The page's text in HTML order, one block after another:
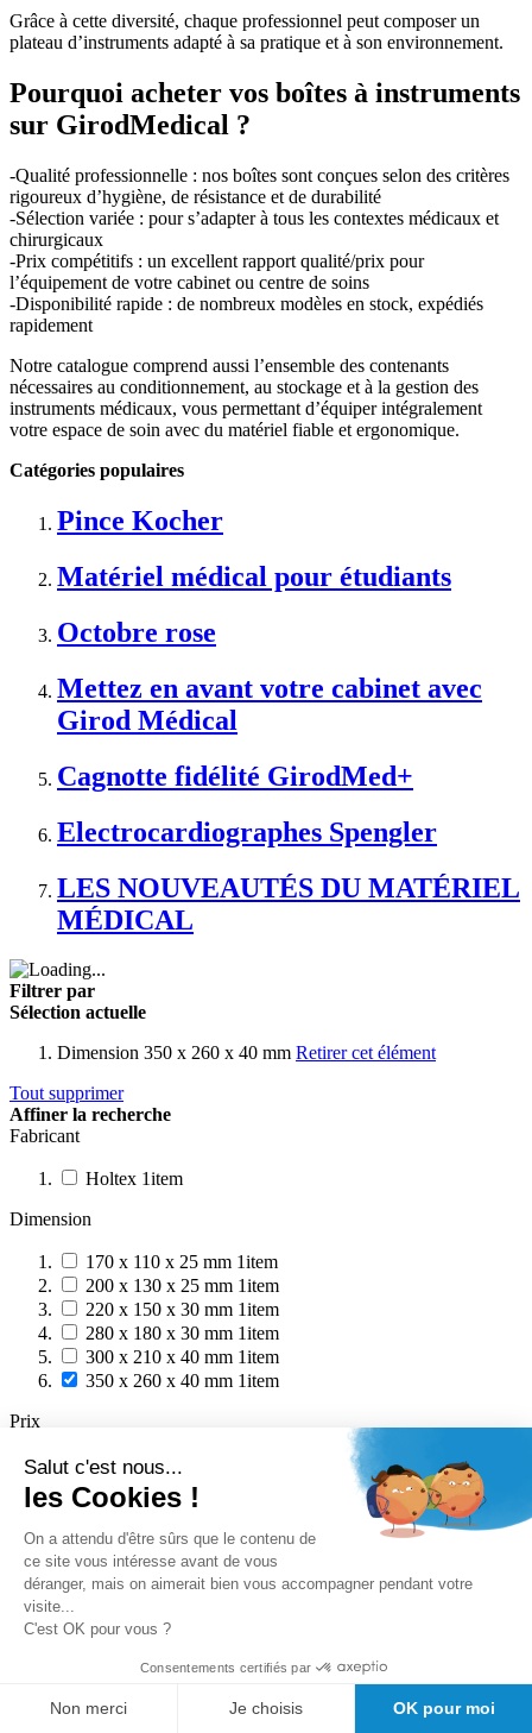
Grâce à cette diversité, chaque professionnel peut composer un
plateau d’instruments adapté à sa pratique et à son environnement.
Pourquoi acheter vos boîtes à instruments
sur GirodMedical ?
-Qualité professionnelle : nos boîtes sont conçues selon des critères
rigoureux d’hygiène, de résistance et de durabilité
-Sélection variée : pour s’adapter à tous les contextes médicaux et
chirurgicaux
-Prix compétitifs : un excellent rapport qualité/prix pour
l’équipement de votre cabinet ou centre de soins
-Disponibilité rapide : de nombreux modèles en stock, expédiés
rapidement
Notre catalogue comprend aussi l’ensemble des contenants
nécessaires au conditionnement, au stockage et à la gestion des
instruments médicaux, vous permettant d’équiper intégralement
votre espace de soin avec du matériel fiable et ergonomique.
Catégories populaires
Pince Kocher
Matériel médical pour étudiants
Octobre rose
Mettez en avant votre cabinet avec
Girod Médical
Cagnotte fidélité GirodMed+
Electrocardiographes Spengler
LES NOUVEAUTÉS DU MATÉRIEL
MÉDICAL
Filtrer par
Sélection actuelle
Dimension 350 x 260 x 40 mm Retirer cet élément
Tout supprimer
Affiner la recherche
Fabricant
Holtex 1item
Dimension
170 x 110 x 25 mm 1item
200 x 130 x 25 mm 1item
220 x 150 x 30 mm 1item
280 x 180 x 30 mm 1item
300 x 210 x 40 mm 1item
350 x 260 x 40 mm 1item
Prix
Nos avantages clients
Conseil avant vente
milliers de références de marque au meilleur prix.
Satisfaction client Girodmedical
Salut c'est nous...
les Cookies !
On a attendu d'être sûrs que le contenu de
ce site vous intéresse avant de vous
déranger, mais on aimerait bien vous accompagner pendant votre
visite...
C'est OK pour vous ?
Consentements certifiés par
Non merci Je choisis OK pour moi